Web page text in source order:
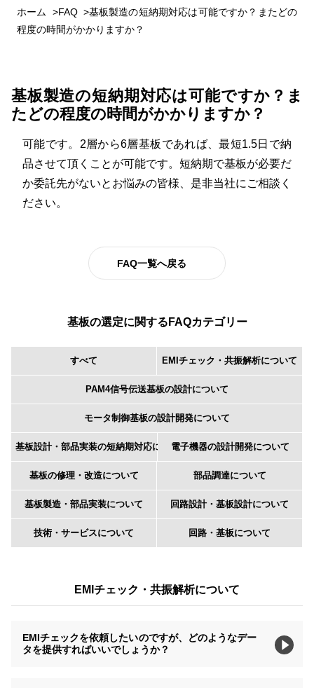
ホーム FAQ
基板製造の短納期対応は可能ですか？またどの
程度の時間がかかりますか？
基板製造の短納期対応は可能ですか？ま
たどの程度の時間がかかりますか？
可能です。2層から6層基板であれば、最短1.5日で納
品させて頂くことが可能です。短納期で基板が必要だ
か委託先がないとお悩みの皆様、是非当社にご相談く
ださい。
FAQ一覧へ戻る
基板の選定に関するFAQカテゴリー
すべて EMIチェック・共振解析について
PAM4信号伝送基板の設計について
モータ制御基板の設計開発について
基板設計・部品実装の短納期対応について電子機器の設計開発について
基板の修理・改造について 部品調達について
基板製造・部品実装について 回路設計・基板設計について
技術・サービスについて 回路・基板について
EMIチェック・共振解析について
EMIチェックを依頼したいのですが、どのようなデー
タを提供すればいいでしょうか？